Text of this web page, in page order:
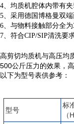
4、均质机腔体内带有
5、采用德国博格曼双
6、与物料接触部分全
7、符合CIP/SIP清洗要
高剪切均质机与高压均
500公斤压力的效果，
以下为型号表供参考：
型号
标
（